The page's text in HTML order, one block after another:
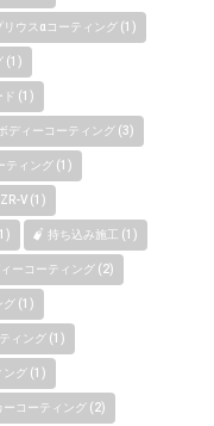
リウスαコーティング (1)
(1)
ド (1)
ディーコーティング (3)
ティング (1)
ZR-V (1)
持ち込み施工 (1)
ーコーティング (2)
グ (1)
ィング (1)
ング (1)
ーコーティング (2)